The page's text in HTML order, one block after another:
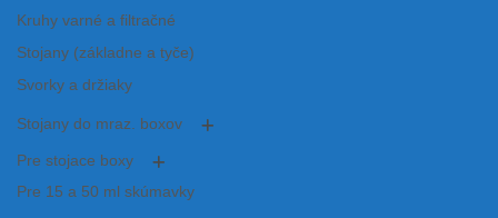
Kruhy varné a filtračné
Stojany (základne a tyče)
Svorky a držiaky
Stojany do mraz. boxov
Pre stojace boxy
Pre 15 a 50 ml skúmavky